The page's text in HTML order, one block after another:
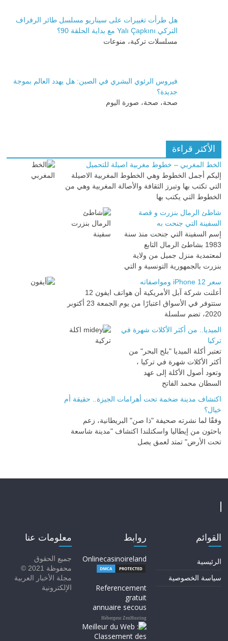
هل طرأت تغييرات على سيناريو مسلسل طائر الرفراف
التركي Yalı Çapkını مع بداية الحلقة 90؟
مسلسلات تركية، منوعات
فيروس الرئوي البشري في الصين: هل يهدد العالم بموجة
جديدة؟
صحة، صحة، صورة اليوم
الأكثر قراءة
الخط المغربي – خطوط مغربية اصيلة للتحميل
إليكم أجمل الخطوط وهي الخطوط المغربية الاصيلة
التي تكتب بها وتبرز الثقافة والأصالة المغربية وهي من
الخطوط التي يكتب بها
شاطئ الرمال بنزرت و قصة
السفينة التي جنحت به
إسم السفينة التي جنحت منذ سنة
1983 بشاطئ الرمال التابع
لمعتمدية منزل جميل من ولاية
بنزرت بالجمهورية التونسية و التي
سعر iPhone 12 ومواصفاته
أعلنت شركة آبل الأمريكية أن هواتف ايفون 12
ستتوفر في الأسواق اعتبارًا من يوم الجمعة 23 أكتوبر
2020، تضم سلسلة
الميديا.. من أكثر الأكلات شهرة في
تركيا
تعتبر أكلة الميديا "بلح البحر" من
أكثر الأكلات شهرة في تركيا ،
وتعود أصول الأكلة إلى عهد
السطان محمد الفاتح
اكتشاف مدينة ضخمة تحت أهرامات الجيزة.. حقيقة أم
خيال؟
وفقًا لما نشرته صحيفة "ذا صن" البريطانية، زعم
باحثون من إيطاليا واسكتلندا اكتشاف "مدينة شاسعة
تحت الأرض" تمتد لعمق يصل
القوائم
الرئيسية
سياسة الخصوصية
روابط
Onlinecasinoireland
Referencement
gratuit
annuaire secous
Hébergeur ZenHosting
معلومات عنا
جميع الحقوق
محفوظة 2021 ©
مجلة الأخبار العربية
الإلكترونية